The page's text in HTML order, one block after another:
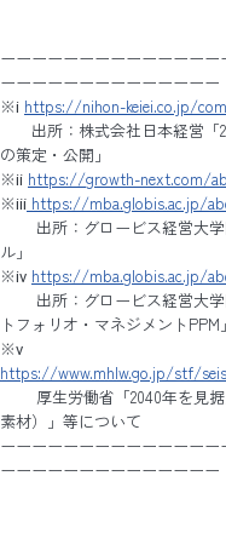
ーーーーーーーーーーーーー
ーーーーーーーーーーーーーー
※ⅰ https://nihon-keiei.co.jp/
出所：株式会社日本経営「
の策定・公開」
※ⅱ https://growth-next.com/
※ⅲ https://mba.globis.ac.jp/
出所：グロービス経営大学
ル」
※ⅳ https://mba.globis.ac.jp/
出所：グロービス経営大学
トフォリオ・マネジメントPPM」
※ⅴ
https://www.mhlw.go.jp/stf/
厚生労働省「2040年を見据
素材）」等について
ーーーーーーーーーーーーー
ーーーーーーーーーーーーーー